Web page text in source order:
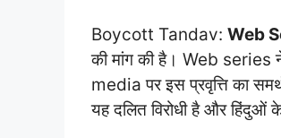
Boycott Tandav: Web
की मांग की है। Web series
media पर इस प्रवृत्ति का
यह दलित विरोधी है और हिंदुओं